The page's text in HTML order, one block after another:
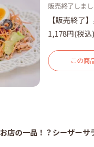
販売終了しま
【販売終了
1,178円(税込)
この商
店の一品！？シーザー